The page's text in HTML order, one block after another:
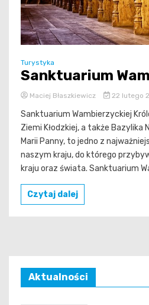
Turystyka
Sanktuarium
Maciej Błaszkiewicz 22 lutego
Sanktuarium Wambierzyckiej
Ziemi Kłodzkiej, a także Bazylika
Marii Panny, to jedno z
naszym kraju, do którego
kraju oraz świata. Sanktuarium
Czytaj dalej
Aktualności